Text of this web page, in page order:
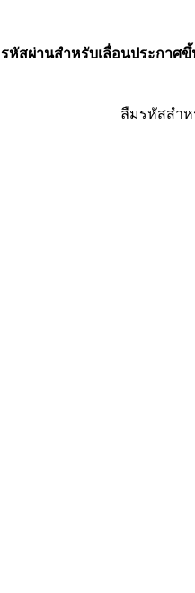
รหัสผ่านสำหรับเลื่อนประกาศขึ้
ลืมรหัสสำ